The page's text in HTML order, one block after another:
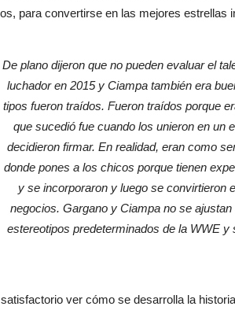
para convertirse en las mejores estrellas
De plano dijeron que no pueden evaluar el
luchador en 2015 y Ciampa también era
tipos fueron traídos. Fueron traídos porque
que sucedió fue cuando los unieron en un
decidieron firmar. En realidad, eran como
donde pones a los chicos porque tienen
y se incorporaron y luego se convirtieron
negocios. Gargano y Ciampa no se
estereotipos predeterminados de la WWE
ver cómo se desarrolla la